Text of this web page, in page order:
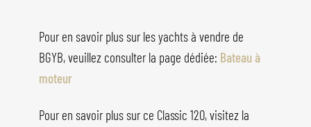
Pour en savoir plus sur les yachts à vendre de
BGYB, veuillez consulter la page dédiée: Bateau à
moteur
Pour en savoir plus sur ce Classic 120, visitez la